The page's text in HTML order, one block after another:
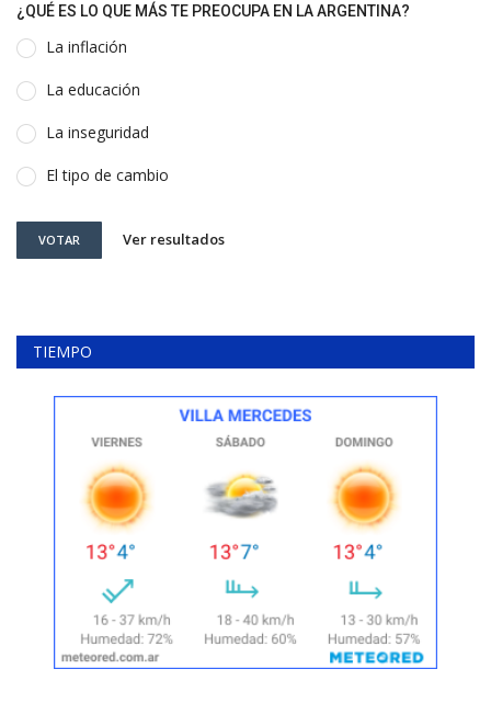
¿QUÉ ES LO QUE MÁS TE PREOCUPA EN LA ARGENTINA?
La inflación
La educación
La inseguridad
El tipo de cambio
VOTAR Ver resultados
TIEMPO